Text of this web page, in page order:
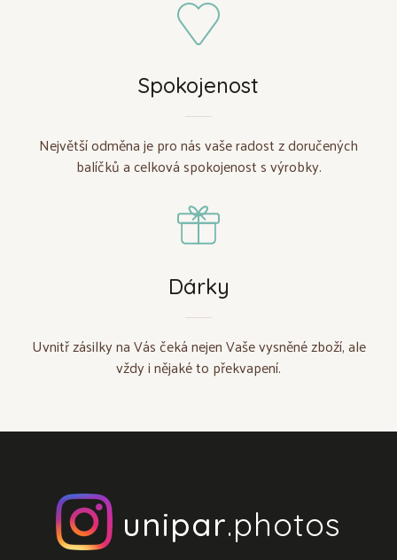
Spokojenost
Největší odměna je pro nás vaše radost z doručených
balíčků a celková spokojenost s výrobky.
Dárky
Uvnitř zásilky na Vás čeká nejen Vaše vysněné zboží, ale
vždy i nějaké to překvapení.
unipar.photos